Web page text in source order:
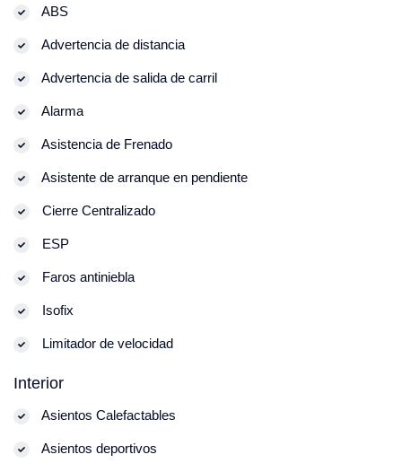
ABS
Advertencia de distancia
Advertencia de salida de carril
Alarma
Asistencia de Frenado
Asistente de arranque en pendiente
Cierre Centralizado
ESP
Faros antiniebla
Isofix
Limitador de velocidad
Interior
Asientos Calefactables
Asientos deportivos